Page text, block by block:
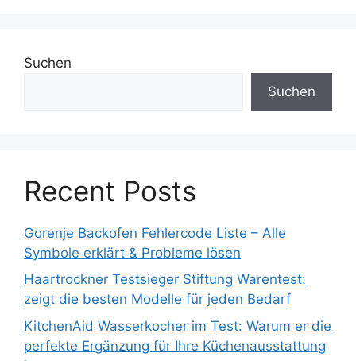
Suchen
Suchen
Recent Posts
Gorenje Backofen Fehlercode Liste – Alle
Symbole erklärt & Probleme lösen
Haartrockner Testsieger Stiftung Warentest:
zeigt die besten Modelle für jeden Bedarf
KitchenAid Wasserkocher im Test: Warum er die
perfekte Ergänzung für Ihre Küchenausstattung